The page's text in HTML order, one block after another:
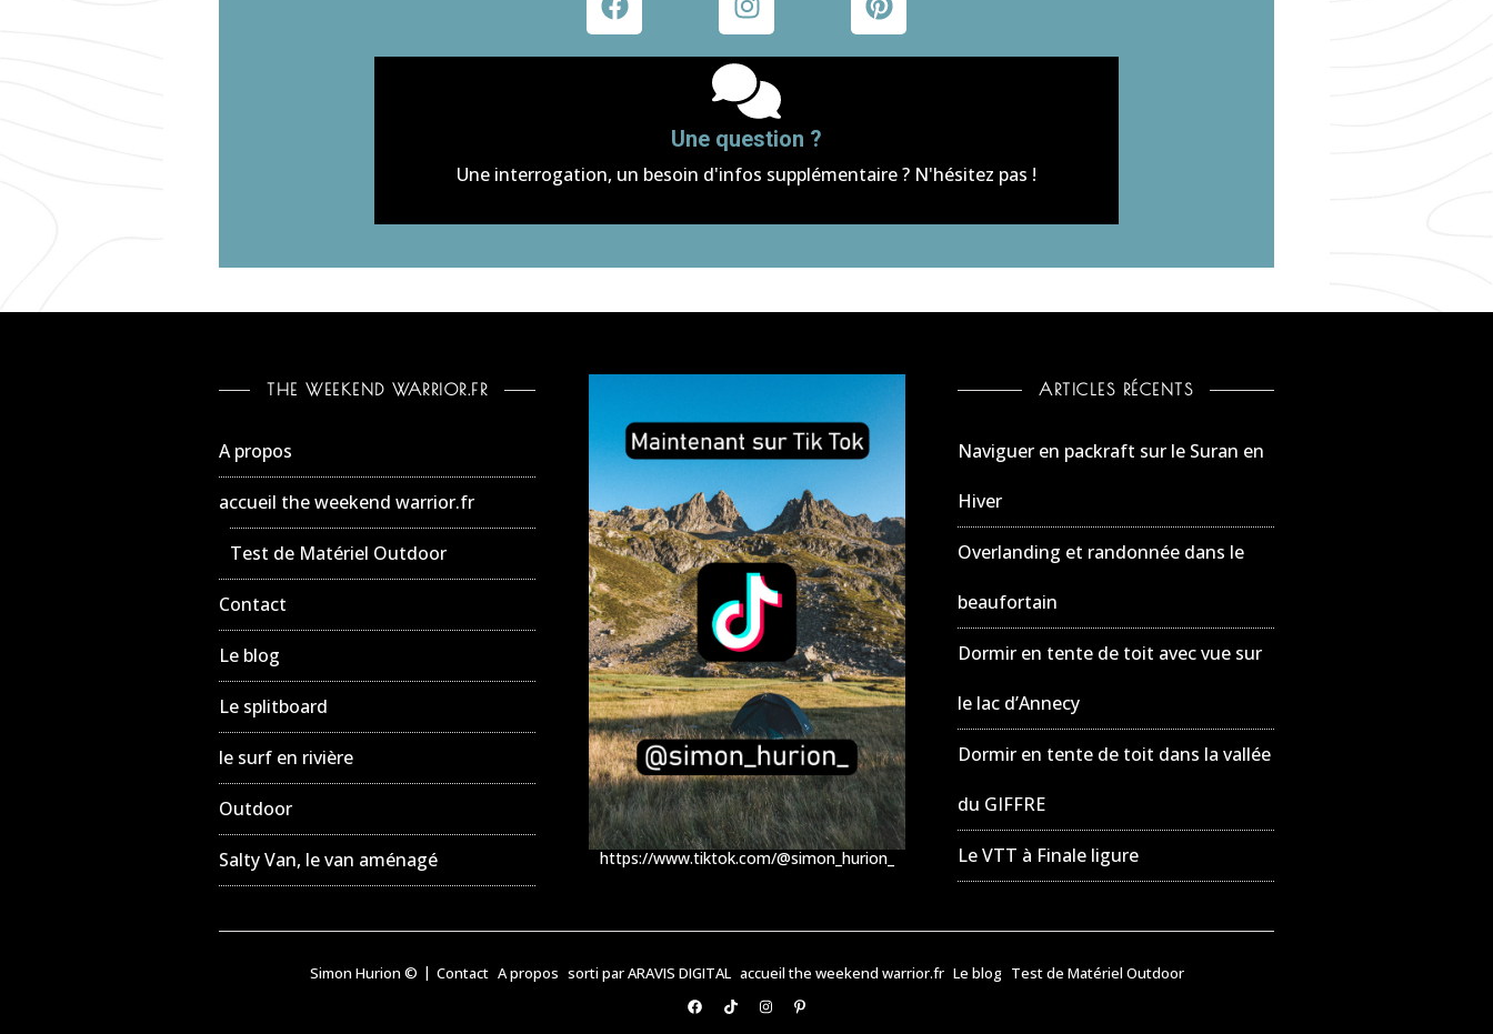
Une question ?
Une interrogation, un besoin d'infos supplémentaire ? N'hésitez pas !
THE WEEKEND WARRIOR.FR
A propos
accueil the weekend warrior.fr
Test de Matériel Outdoor
Contact
Le blog
Le splitboard
le surf en rivière
Outdoor
Salty Van, le van aménagé https://www.tiktok.com/@simon_hurion_
ARTICLES RÉCENTS
Naviguer en packraft sur le Suran en
Hiver
Overlanding et randonnée dans le
beaufortain
Dormir en tente de toit avec vue sur
le lac d’Annecy
Dormir en tente de toit dans la vallée
du GIFFRE
Le VTT à Finale ligure
Simon Hurion © Contact A propos sorti par ARAVIS DIGITAL accueil the weekend warrior.fr Le blog Test de Matériel Outdoor